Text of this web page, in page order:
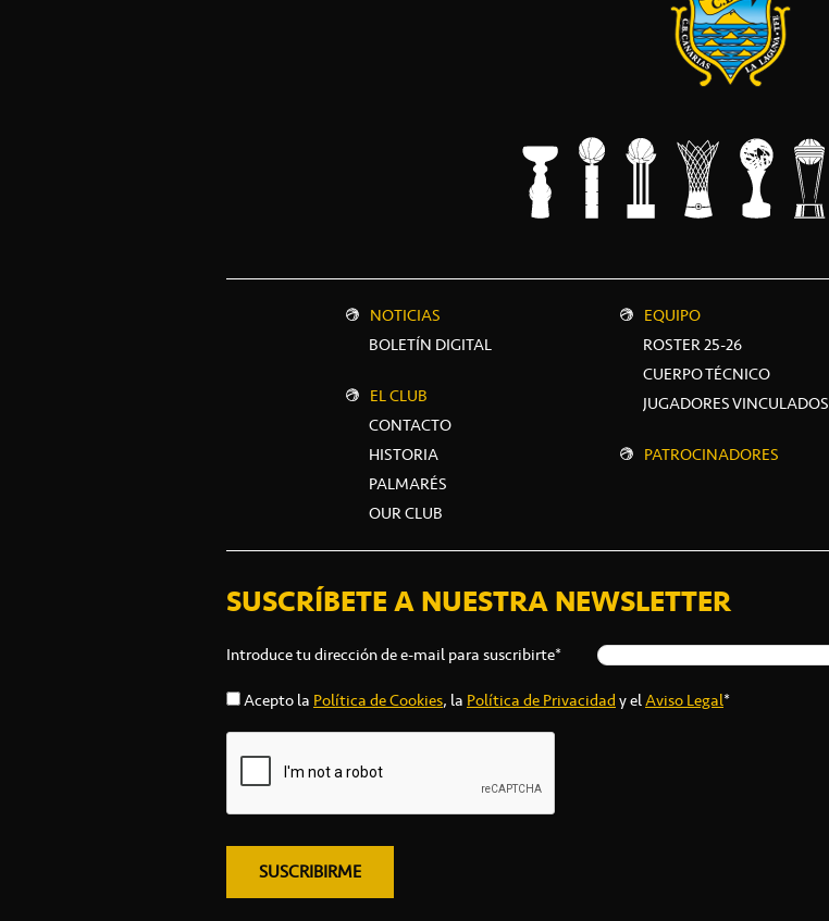
NOTICIAS
BOLETÍN DIGITAL
EL CLUB
CONTACTO
HISTORIA
PALMARÉS
OUR CLUB
EQUIPO
ROSTER 25-26
CUERPO TÉCNICO
JUGADORES VINCULADOS
PATROCINADORES
SUSCRÍBETE A NUESTRA NEWSLETTER
Introduce tu dirección de e-mail para suscribirte*
Acepto la Política de Cookies, la Política de Privacidady elAviso Legal*